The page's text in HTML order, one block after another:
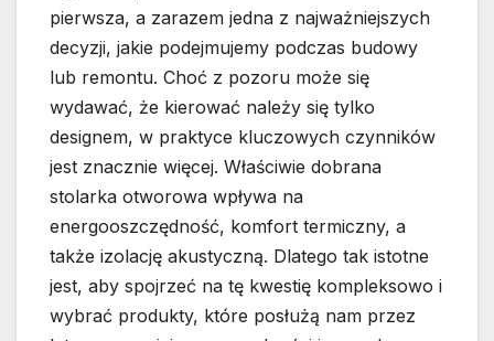
pierwsza, a zarazem jedna z najważniejszych
decyzji, jakie podejmujemy podczas budowy
lub remontu. Choć z pozoru może się
wydawać, że kierować należy się tylko
designem, w praktyce kluczowych czynników
jest znacznie więcej. Właściwie dobrana
stolarka otworowa wpływa na
energooszczędność, komfort termiczny, a
także izolację akustyczną. Dlatego tak istotne
jest, aby spojrzeć na tę kwestię kompleksowo i
wybrać produkty, które posłużą nam przez